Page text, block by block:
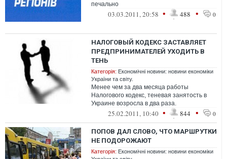
печально
03.03.2011, 20:58 • 488 • 0
НАЛОГОВЫЙ КОДЕКС ЗАСТАВЛЯЕТ
ПРЕДПРИНИМАТЕЛЕЙ УХОДИТЬ В
ТЕНЬ
Категорія: Економічні новини: новини економіки
України та світу.
Менее чем за два месяца работы
Налогового кодекс, теневая занятость в
Украине возросла в два раза.
25.02.2011, 10:40 • 844 • 0
ПОПОВ ДАЛ СЛОВО, ЧТО МАРШРУТКИ
НЕ ПОДОРОЖАЮТ
Категорія: Економічні новини: новини економіки